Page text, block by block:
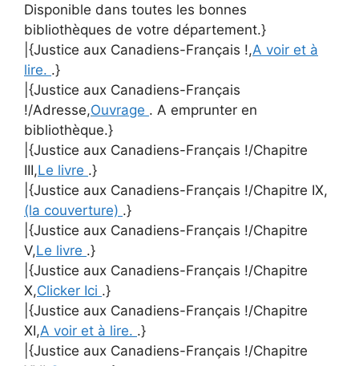
Disponible dans toutes les bonnes
bibliothèques de votre département.}
|{Justice aux Canadiens-Français !,A voir et à
lire. .}
|{Justice aux Canadiens-Français
!/Adresse,Ouvrage . A emprunter en
bibliothèque.}
|{Justice aux Canadiens-Français !/Chapitre
III,Le livre .}
|{Justice aux Canadiens-Français !/Chapitre IX,
(la couverture) .}
|{Justice aux Canadiens-Français !/Chapitre
V,Le livre .}
|{Justice aux Canadiens-Français !/Chapitre
X,Clicker Ici .}
|{Justice aux Canadiens-Français !/Chapitre
XI,A voir et à lire. .}
|{Justice aux Canadiens-Français !/Chapitre